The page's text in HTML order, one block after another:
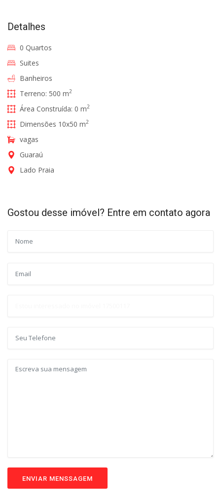
Detalhes
0 Quartos
Suites
Banheiros
Terreno: 500 m2
Área Construída: 0 m2
Dimensões 10x50 m2
vagas
Guaraú
Lado Praia
Gostou desse imóvel? Entre em contato agora
ENVIAR MENSSAGEM